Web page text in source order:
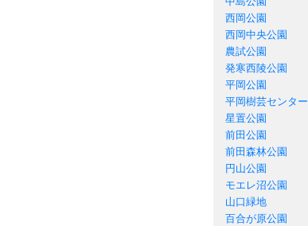
西岡公園
西岡中央公園
農試公園
発寒西陵公園
平岡公園
平岡樹芸センター
星置公園
前田公園
前田森林公園
円山公園
モエレ沼公園
山口緑地
百合が原公園